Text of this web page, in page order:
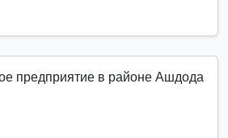
предприятие в районе Ашдода